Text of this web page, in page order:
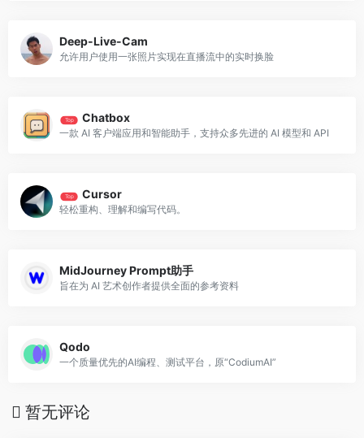
Deep-Live-Cam
允许用户使用一张照片实现在直播流中的实时换脸
Top Chatbox
一款 AI 客户端应用和智能助手，支持众多先进的 AI 模型和 API
Top Cursor
轻松重构、理解和编写代码。
MidJourney Prompt助手
旨在为 AI 艺术创作者提供全面的参考资料
Qodo
一个质量优先的AI编程、测试平台，原“CodiumAI”
暂无评论